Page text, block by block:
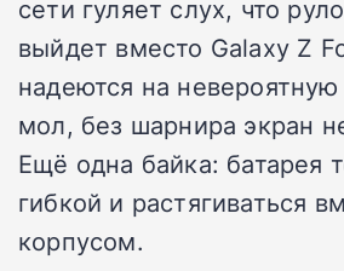
сети гуляет слух, что
выйдет вместо Galaxy Z
надеются на
мол, без шарнира экран
Ещё одна байка: батарея
гибкой и растягиваться
корпусом.